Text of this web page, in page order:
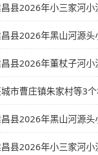
县2026年小三家河
县2026年黑山河源
县2026年董杖子河
市曹庄镇朱家村等3
县2026年黑山河源
县2026年小三家河